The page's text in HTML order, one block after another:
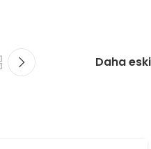
Daha eski